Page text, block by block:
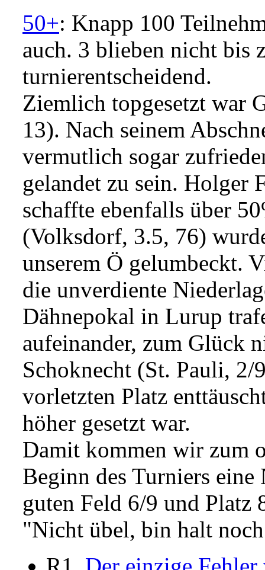
50+: Knapp 100
auch. 3 blieben nicht bis
turnierentscheidend.
Ziemlich topgesetzt war
13). Nach seinem
vermutlich sogar
gelandet zu sein. Holger
schaffte ebenfalls über
(Volksdorf, 3.5, 76)
unserem Ö gelumbeckt.
die unverdiente
Dähnepokal in Lurup
aufeinander, zum Glück
Schoknecht (St. Pauli,
vorletzten Platz
höher gesetzt war.
Damit kommen wir zum
Beginn des Turniers eine
guten Feld 6/9 und Platz
"Nicht übel, bin halt